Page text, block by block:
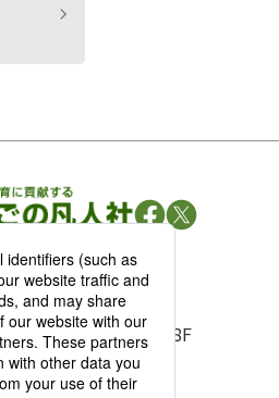
田区平河町 1-3-13 8F
FAX：03-3263-3116